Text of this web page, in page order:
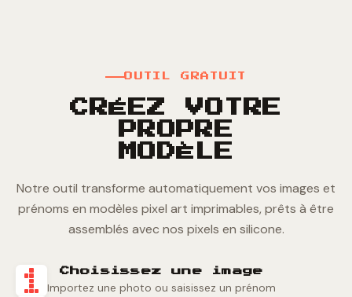
OUTIL GRATUIT
CRÉEZ VOTRE
PROPRE
MODÈLE
Notre outil transforme automatiquement vos images et
prénoms en modèles pixel art imprimables, prêts à être
assemblés avec nos pixels en silicone.
Choisissez une image
Importez une photo ou saisissez un prénom